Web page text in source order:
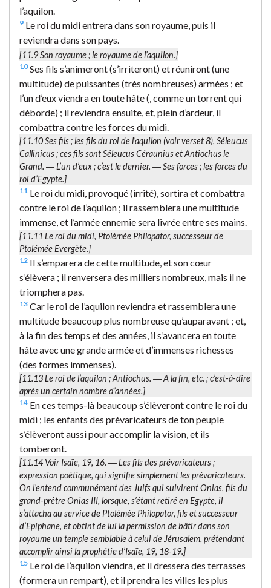
l’aquilon.
9 Le roi du midi entrera dans son royaume, puis il
reviendra dans son pays.
[11.9Son royaume; le royaume de l’aquilon.]
10Ses fils s’animeront (s’irriteront) et réuniront (une
multitude) de puissantes (très nombreuses) armées ; et
l’un d’eux viendra en toute hâte (, comme un torrent qui
déborde) ; il reviendra ensuite, et, plein d’ardeur, il
combattra contre les forces du midi.
[11.10Ses fils; les fils du roi de l’aquilon (voir verset 8), Séleucus
Callinicus ; ces fils sont Séleucus Céraunius et Antiochus le
Grand. ―L’un d’eux; c’est le dernier. ―Ses forces; les forces du
roi d’Egypte.]
11 Le roi du midi, provoqué (irrité), sortira et combattra
contre le roi de l’aquilon ; il rassemblera une multitude
immense, et l’armée ennemie sera livrée entre ses mains.
[11.11 Le roi du midi, Ptolémée Philopator, successeur de
Ptolémée Evergète.]
12 Il s’emparera de cette multitude, et son cœur
s’élèvera ; il renversera des milliers nombreux, mais il ne
triomphera pas.
13 Car le roi de l’aquilon reviendra et rassemblera une
multitude beaucoup plus nombreuse qu’auparavant ; et,
à la fin des temps et des années, il s’avancera en toute
hâte avec une grande armée et d’immenses richesses
(des formes immenses).
[11.13Le roi de l’aquilon ; Antiochus. ―A la fin, etc. ; c’est-à-dire
après un certain nombre d’années.]
14 En ces temps-là beaucoup s’élèveront contre le roi du
midi ; les enfants des prévaricateurs de ton peuple
s’élèveront aussi pour accomplir la vision, et ils
tomberont.
[11.14 Voir Isaïe, 19, 16. ―Les fils des prévaricateurs;
expression poétique, qui signifie simplementles prévaricateurs.
On l’entend communément des Juifs qui suivirent Onias, fils du
grand-prêtre Onias III, lorsque, s’étant retiré en Egypte, il
s’attacha au service de Ptolémée Philopator, fils et successeur
d’Epiphane, et obtint de lui la permission de bâtir dans son
royaume un temple semblable à celui de Jérusalem, prétendant
accomplir ainsi la prophétie d’Isaïe, 19, 18-19.]
15 Le roi de l’aquilon viendra, et il dressera des terrasses
(formera un rempart), et il prendra les villes les plus